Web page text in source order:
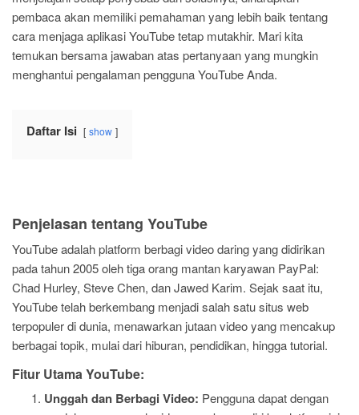
pembaca akan memiliki pemahaman yang lebih baik tentang
cara menjaga aplikasi YouTube tetap mutakhir. Mari kita
temukan bersama jawaban atas pertanyaan yang mungkin
menghantui pengalaman pengguna YouTube Anda.
Daftar Isi show
Penjelasan tentang YouTube
YouTube adalah platform berbagi video daring yang didirikan
pada tahun 2005 oleh tiga orang mantan karyawan PayPal:
Chad Hurley, Steve Chen, dan Jawed Karim. Sejak saat itu,
YouTube telah berkembang menjadi salah satu situs web
terpopuler di dunia, menawarkan jutaan video yang mencakup
berbagai topik, mulai dari hiburan, pendidikan, hingga tutorial.
Fitur Utama YouTube:
Unggah dan Berbagi Video: Pengguna dapat dengan